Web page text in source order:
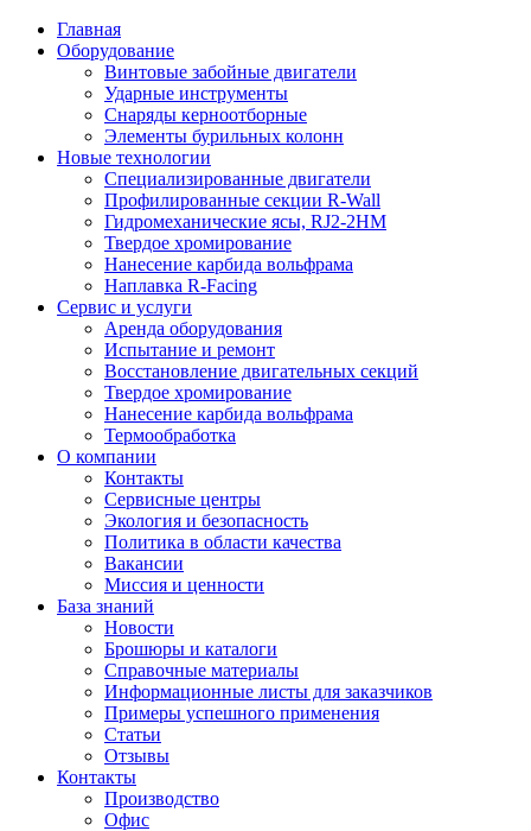
Главная
Оборудование
Винтовые забойные двигатели
Ударные инструменты
Снаряды керноотборные
Элементы бурильных колонн
Новые технологии
Специализированные двигатели
Профилированные секции R-Wall
Гидромеханические ясы, RJ2-2HM
Твердое хромирование
Нанесение карбида вольфрама
Наплавка R-Facing
Сервис и услуги
Аренда оборудования
Испытание и ремонт
Восстановление двигательных секций
Твердое хромирование
Нанесение карбида вольфрама
Термообработка
О компании
Контакты
Сервисные центры
Экология и безопасность
Политика в области качества
Вакансии
Миссия и ценности
База знаний
Новости
Брошюры и каталоги
Справочные материалы
Информационные листы для заказчиков
Примеры успешного применения
Статьи
Отзывы
Контакты
Производство
Офис